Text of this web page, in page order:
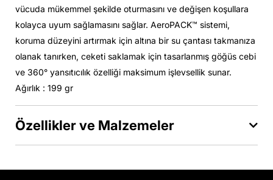
vücuda mükemmel şekilde oturmasını ve değişen koşullara
kolayca uyum sağlamasını sağlar. AeroPACK™ sistemi,
koruma düzeyini artırmak için altına bir su çantası takmanıza
olanak tanırken, ceketi saklamak için tasarlanmış göğüs cebi
ve 360° yansıtıcılık özelliği maksimum işlevsellik sunar.
Ağırlık : 199 gr
Özellikler ve Malzemeler